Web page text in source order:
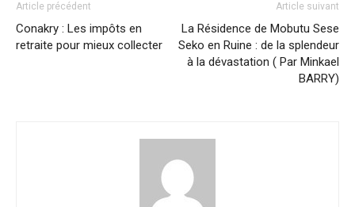
Article précédent
Conakry : Les impôts en
retraite pour mieux collecter
Article suivant
La Résidence de Mobutu Sese
Seko en Ruine : de la splendeur
à la dévastation ( Par Minkael
BARRY)